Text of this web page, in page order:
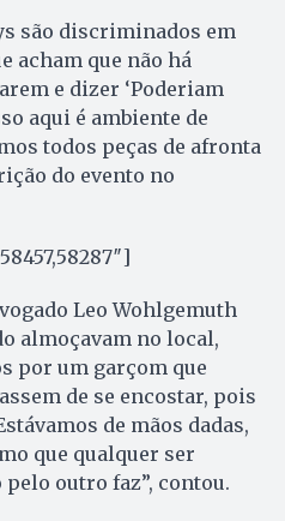
são discriminados em
acham que não há
e dizer ‘Poderiam
aqui é ambiente de
todos peças de afronta
do evento no
Leo Wohlgemuth
almoçavam no local,
por um garçom que
de se encostar, pois
de mãos dadas,
que qualquer ser
outro faz”, contou.